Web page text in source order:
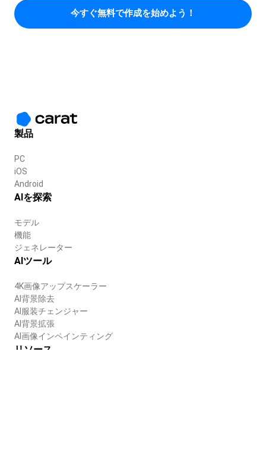
今すぐ無料で作成を始めよう！
製品
PC
iOS
Android
AIを探索
モデル
機能
ジェネレーター
AIツール
4K画像アップスケーラー
AI背景除去
AI服装チェンジャー
AI背景拡張
AI画像インペインティング
リソース